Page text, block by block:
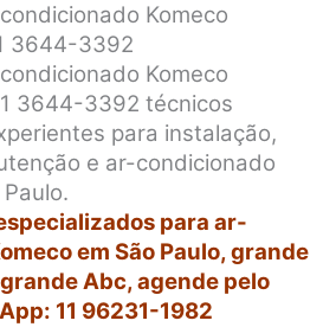
Komeco
3644-3392
Komeco
3644-3392 técnicos
para instalação,
e ar-condicionado
para ar-
em São Paulo, grande
Abc, agende pelo
11 96231-1982